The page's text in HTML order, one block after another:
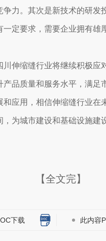
争力。其次是新技术的研发
一定要求，需要企业拥有雄
川伸缩缝行业将继续积极应
产品质量和服务水平，满足
和应用，相信伸缩缝行业在
，为城市建设和基础设施建
【全文完】
下载 此内容